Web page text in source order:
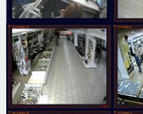
Каталог